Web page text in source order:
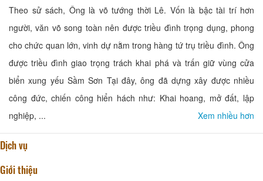
Theo sử sách, Ông là võ tướng thời Lê. Vốn là bậc tài trí hơn
người, văn võ song toàn nên được triều đình trọng dụng, phong
cho chức quan lớn, vinh dự nằm trong hàng tứ trụ triều đình. Ông
được triều đình giao trọng trách khai phá và trấn giữ vùng cửa
biển xung yếu Sầm Sơn Tại đây, ông đã dựng xây được nhiều
công đức, chiến công hiển hách như: Khai hoang, mở đất, lập
nghiệp, ...
Xem nhiều hơn
Dịch vụ
Giới thiệu